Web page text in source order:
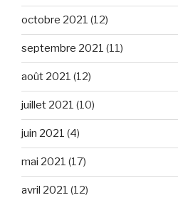
octobre 2021 (12)
septembre 2021 (11)
août 2021 (12)
juillet 2021 (10)
juin 2021 (4)
mai 2021 (17)
avril 2021 (12)